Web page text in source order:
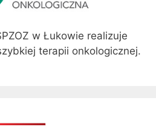
w Łukowie realizuje
terapii onkologicznej.